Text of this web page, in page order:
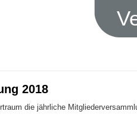
2018
die jährliche